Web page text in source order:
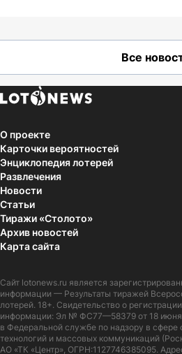
Все
О проекте
Карточки вероятностей
Энциклопедия лотерей
Развлечения
Новости
Статьи
Тиражи «Столото»
Архив новостей
Карта сайта
Сайт lotonews.ru является
информации — Результаты тиражей
лотерей. 18+. Свидетельство о
информации: Эл № ФС77—58379 от 18 июня
в Федеральной службе по надзору в
технологий и массовых коммуникаций
АО «ТК «Центр», ОГРН:1127746385095.